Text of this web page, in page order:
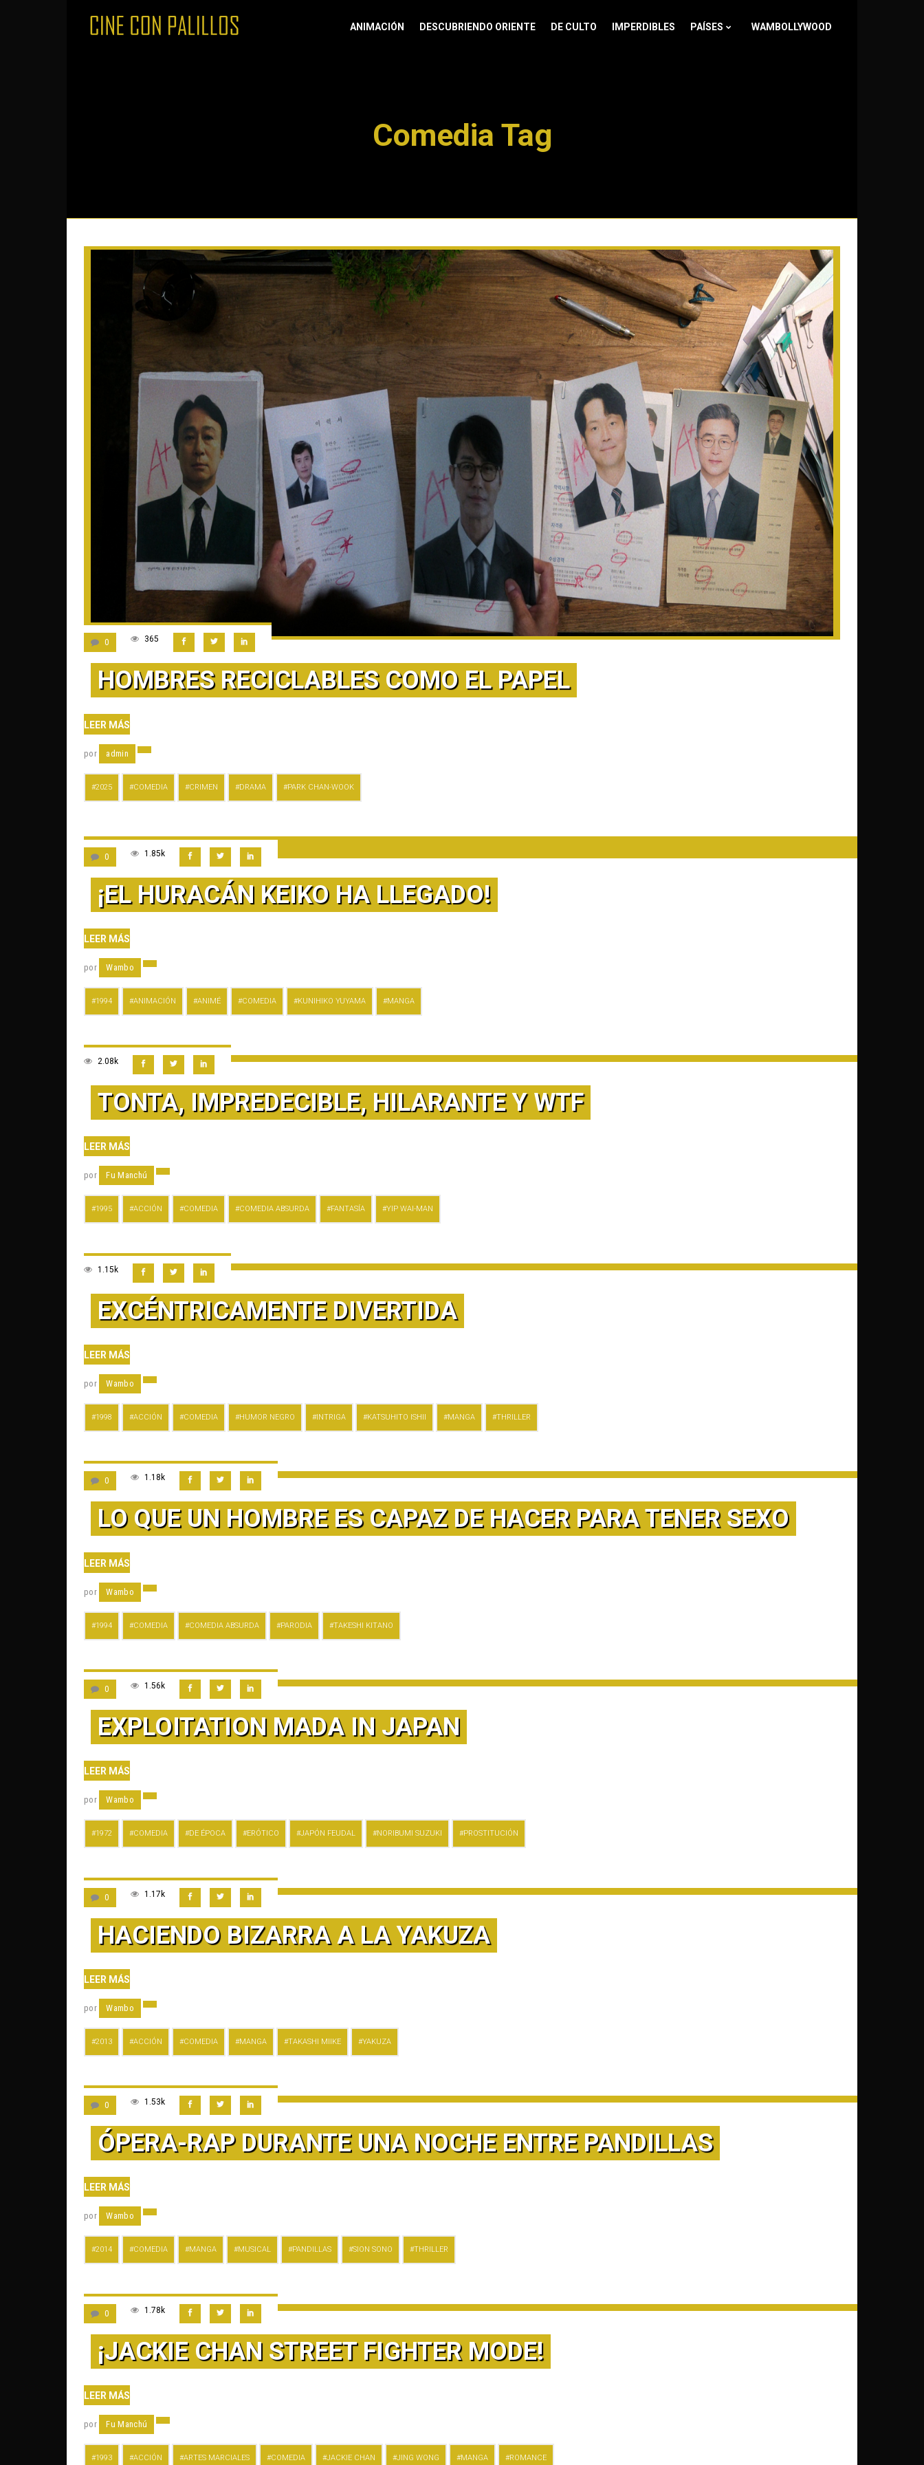
ANIMACIÓN DESCUBRIENDO ORIENTE DE CULTO IMPERDIBLES PAÍSES WAMBOLLYWOOD
Comedia Tag
0 365
HOMBRES RECICLABLES COMO EL PAPEL
LEER MÁS
por admin
2025 COMEDIA CRIMEN DRAMA PARK CHAN-WOOK
0 1.85k
¡EL HURACÁN KEIKO HA LLEGADO!
LEER MÁS
por Wambo
1994 ANIMACIÓN ANIMÉ COMEDIA KUNIHIKO YUYAMA MANGA
2.08k
TONTA, IMPREDECIBLE, HILARANTE Y WTF
LEER MÁS
por Fu Manchú
1995 ACCIÓN COMEDIA COMEDIA ABSURDA FANTASÍA YIP WAI-MAN
1.15k
EXCÉNTRICAMENTE DIVERTIDA
LEER MÁS
por Wambo
1998 ACCIÓN COMEDIA HUMOR NEGRO INTRIGA KATSUHITO ISHII MANGA THRILLER
0 1.18k
LO QUE UN HOMBRE ES CAPAZ DE HACER PARA TENER SEXO
LEER MÁS
por Wambo
1994 COMEDIA COMEDIA ABSURDA PARODIA TAKESHI KITANO
0 1.56k
EXPLOITATION MADA IN JAPAN
LEER MÁS
por Wambo
1972 COMEDIA DE ÉPOCA ERÓTICO JAPÓN FEUDAL NORIBUMI SUZUKI PROSTITUCIÓN
0 1.17k
HACIENDO BIZARRA A LA YAKUZA
LEER MÁS
por Wambo
2013 ACCIÓN COMEDIA MANGA TAKASHI MIIKE YAKUZA
0 1.53k
ÓPERA-RAP DURANTE UNA NOCHE ENTRE PANDILLAS
LEER MÁS
por Wambo
2014 COMEDIA MANGA MUSICAL PANDILLAS SION SONO THRILLER
0 1.78k
¡JACKIE CHAN STREET FIGHTER MODE!
LEER MÁS
por Fu Manchú
1993 ACCIÓN ARTES MARCIALES COMEDIA JACKIE CHAN JING WONG MANGA ROMANCE